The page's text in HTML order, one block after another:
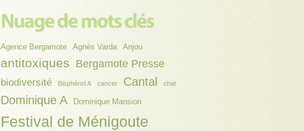
Agence Bergamote Agnès Varda Anjou
antitoxiques Bergamote Presse
biodiversité Bisphénol A cancer Cantal chat
Dominique A Dominique Mansion
Festival de Ménigoute